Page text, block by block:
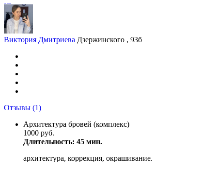
Виктория Дмитриева Дзержинского , 93б
Отзывы (1)
Архитектура бровей (комплекс)
1000 руб.
Длительность: 45 мин.
архитектура, коррекция, окрашивание.